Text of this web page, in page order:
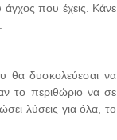
που έχεις. Κάνε
θα δυσκολεύεσαι να
το περιθώριο να σε
λύσεις για όλα, το